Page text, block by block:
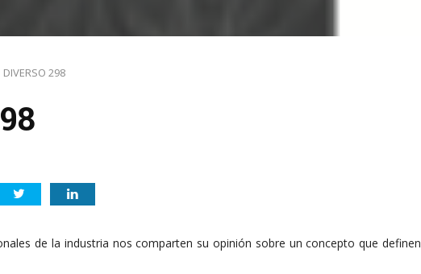
DIVERSO 298
de la industria nos comparten su opinión sobre un concepto que definen